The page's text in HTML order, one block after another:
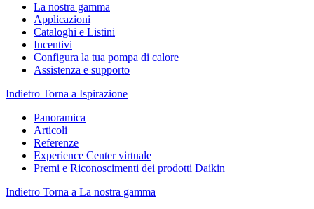
La nostra gamma
Applicazioni
Cataloghi e Listini
Incentivi
Configura la tua pompa di calore
Assistenza e supporto
Indietro Torna a Ispirazione
Panoramica
Articoli
Referenze
Experience Center virtuale
Premi e Riconoscimenti dei prodotti Daikin
Indietro Torna a La nostra gamma